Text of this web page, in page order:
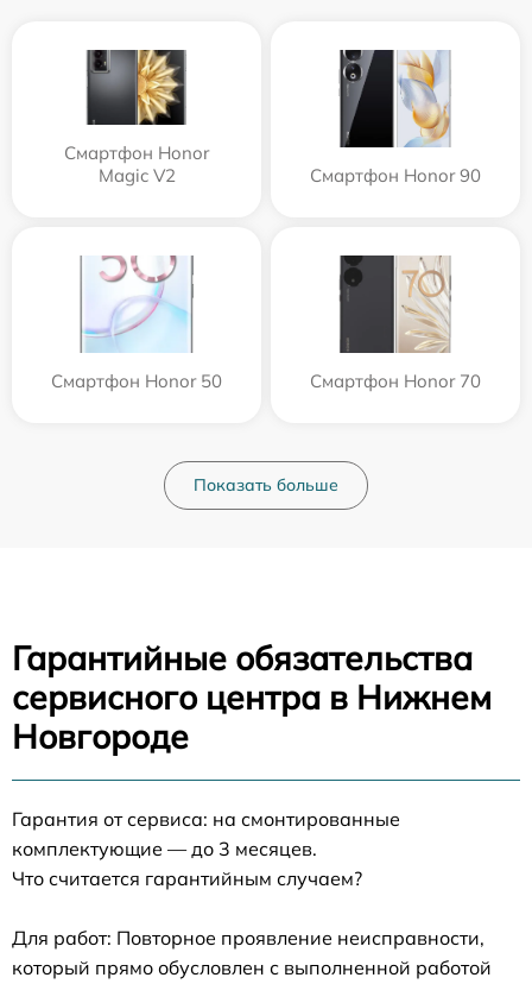
Смартфон Honor
Magic V2
Смартфон Honor 90
Смартфон Honor 50 Смартфон Honor 70
Показать больше
Гарантийные обязательства
сервисного центра в Нижнем
Новгороде
Гарантия от сервиса: на смонтированные
комплектующие — до 3 месяцев.
Что считается гарантийным случаем?
Для работ: Повторное проявление неисправности,
который прямо обусловлен с выполненной работой